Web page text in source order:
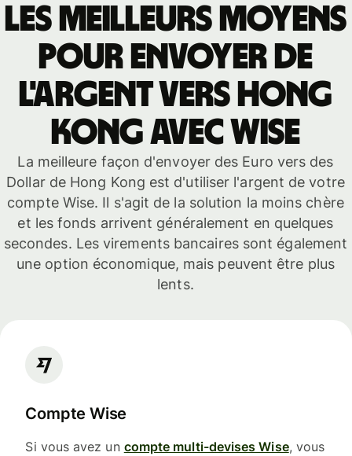
Les meilleurs moyens
pour envoyer de
l'argent vers Hong
Kong avec Wise
La meilleure façon d'envoyer des Euro vers des
Dollar de Hong Kong est d'utiliser l'argent de votre
compte Wise. Il s'agit de la solution la moins chère
et les fonds arrivent généralement en quelques
secondes. Les virements bancaires sont également
une option économique, mais peuvent être plus
lents.
Compte Wise
Si vous avez un compte multi-devises Wise, vous